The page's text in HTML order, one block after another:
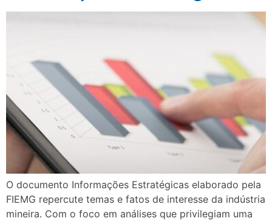
O documento Informações Estratégicas elaborado pela
FIEMG repercute temas e fatos de interesse da indústria
mineira. Com o foco em análises que privilegiam uma